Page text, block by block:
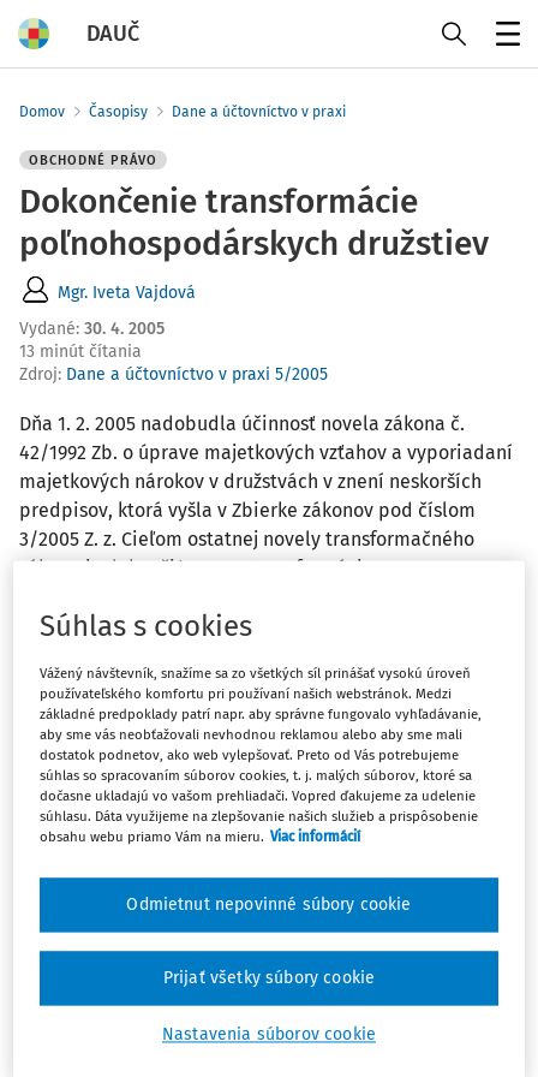
DAUČ
Domov Časopisy Dane a účtovníctvo v praxi
OBCHODNÉ PRÁVO
Dokončenie transformácie
poľnohospodárskych družstiev
Mgr. Iveta Vajdová
Vydané: 30. 4. 2005
13 minút čítania
Zdroj: Dane a účtovníctvo v praxi 5/2005
Dňa 1. 2. 2005 nadobudla účinnosť novela zákona č.
42/1992 Zb. o úprave majetkových vzťahov a vyporiadaní
majetkových nárokov v družstvách v znení neskorších
predpisov, ktorá vyšla v Zbierke zákonov pod číslom
3/2005 Z. z. Cieľom ostatnej novely transformačného
zákona je dokončiť proces transformácie
Dňa 1. 2. 2005 nadobudla účinnosť novela zákona č.
42/1992 Zb. o úprave majetkových vzťahov a vyporiadaní
majetkových nárokov v družstvách v znení neskorších
predpisov (ďalej len „transformačný zákon“), ktorá vyšla
v Zbierke zákonov pod číslom 3/2005 Z. z. Cieľom ostatnej
novely transformačného zákona je dokončiť proces
transformácie poľnohospodárskych družstiev.
Transformácia poľnohospodárskych družstiev sa
realizovala v zmysle § 12 transformačného zákona
v jednoročnej zákonnej lehote. Základom transformácie
transformačného projektu valným zhromaždením
Súhlas s cookies
Vážený návštevník, snažíme sa zo všetkých síl prinášať vysokú úroveň
používateľského komfortu pri používaní našich webstránok. Medzi
základné predpoklady patrí napr. aby správne fungovalo vyhľadávanie,
aby sme vás neobťažovali nevhodnou reklamou alebo aby sme mali
dostatok podnetov, ako web vylepšovať. Preto od Vás potrebujeme
súhlas so spracovaním súborov cookies, t. j. malých súborov, ktoré sa
dočasne ukladajú vo vašom prehliadači. Vopred ďakujeme za udelenie
súhlasu. Dáta využijeme na zlepšovanie našich služieb a prispôsobenie
obsahu webu priamo Vám na mieru. Viac informácií
Nastavenia súborov cookie
Odmietnut nepovinné súbory cookie
Prijať všetky súbory cookie